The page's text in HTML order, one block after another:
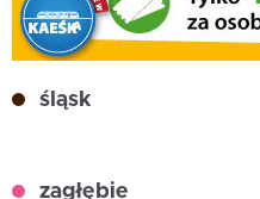
śląsk
zagłębie